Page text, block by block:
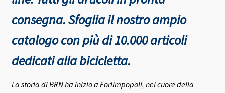
consegna.Sfoglia il nostro ampio
catalogo con più di 10.000 articoli
dedicati alla bicicletta.
La storia di BRN ha inizio a Forlimpopoli, nel cuore della